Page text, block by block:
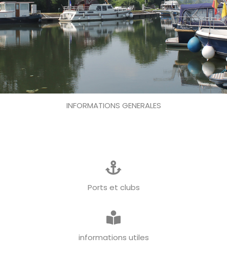
INFORMATIONS GENERALES
Ports et clubs
informations utiles